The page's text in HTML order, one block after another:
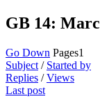
GB 14:
Go Down Pages1
Subject / Started by
Replies /Views
Last post